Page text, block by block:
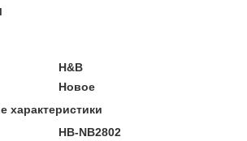
H&B
Новое
характеристики
HB-NB2802